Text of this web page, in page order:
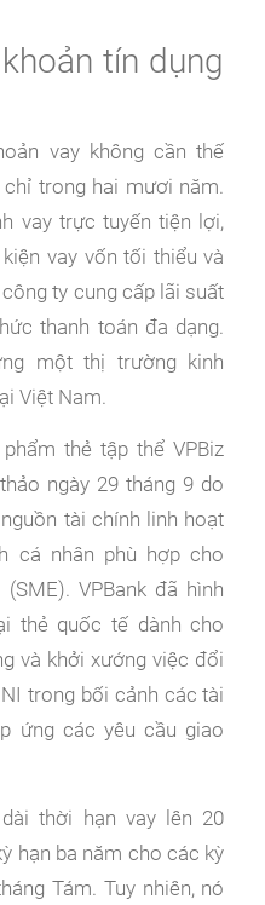
tín dụng
vay không cần thế
trong hai mươi năm.
vay trực tuyến tiện lợi,
vay vốn tối thiểu và
ty cung cấp lãi suất
thanh toán đa dạng.
một thị trường kinh
Việt Nam.
thẻ tập thể VPBiz
ngày 29 tháng 9 do
tài chính linh hoạt
cá nhân phù hợp cho
VPBank đã hình
thẻ quốc tế dành cho
và khởi xướng việc đổi
trong bối cảnh các tài
ứng các yêu cầu giao
dài thời hạn vay lên 20
hạn ba năm cho các kỳ
Tám. Tuy nhiên, nó